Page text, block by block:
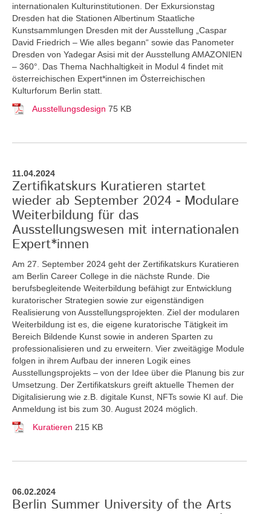
internationalen Kulturinstitutionen. Der Exkursionstag
Dresden hat die Stationen Albertinum Staatliche
Kunstsammlungen Dresden mit der Ausstellung „Caspar
David Friedrich – Wie alles begann“ sowie das Panometer
Dresden von Yadegar Asisi mit der Ausstellung AMAZONIEN
– 360°. Das Thema Nachhaltigkeit in Modul 4 findet mit
österreichischen Expert*innen im Österreichischen
Kulturforum Berlin statt.
Ausstellungsdesign 75 KB
11.04.2024
Zertifikatskurs Kuratieren startet
wieder ab September 2024 - Modulare
Weiterbildung für das
Ausstellungswesen mit internationalen
Expert*innen
Am 27. September 2024 geht der Zertifikatskurs Kuratieren
am Berlin Career College in die nächste Runde. Die
berufsbegleitende Weiterbildung befähigt zur Entwicklung
kuratorischer Strategien sowie zur eigenständigen
Realisierung von Ausstellungsprojekten. Ziel der modularen
Weiterbildung ist es, die eigene kuratorische Tätigkeit im
Bereich Bildende Kunst sowie in anderen Sparten zu
professionalisieren und zu erweitern. Vier zweitägige Module
folgen in ihrem Aufbau der inneren Logik eines
Ausstellungsprojekts – von der Idee über die Planung bis zur
Umsetzung. Der Zertifikatskurs greift aktuelle Themen der
Digitalisierung wie z.B. digitale Kunst, NFTs sowie KI auf. Die
Anmeldung ist bis zum 30. August 2024 möglich.
Kuratieren 215 KB
06.02.2024
Berlin Summer University of the Arts